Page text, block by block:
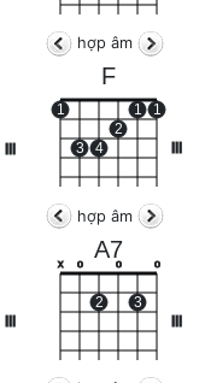
hợp âm
III
F
1
3 4
2
1 1
hợp âm
III
A7
x o
2
o
3
o